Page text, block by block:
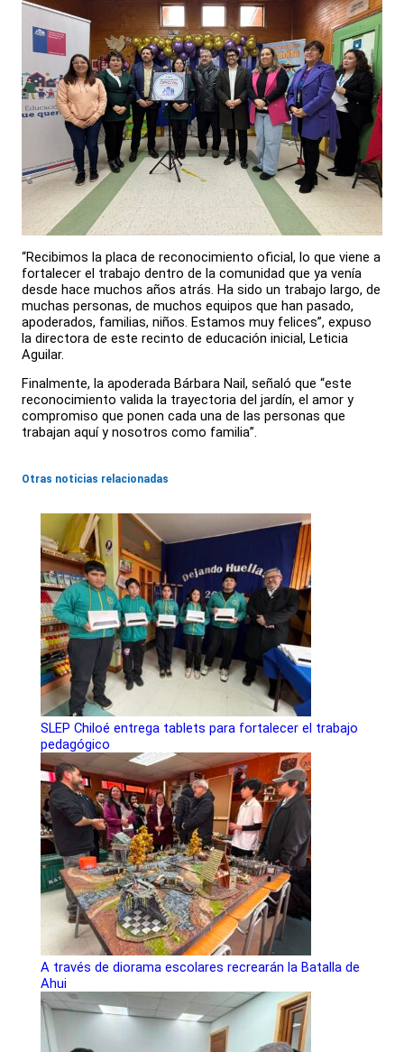
“Recibimos la placa de reconocimiento oficial, lo que viene a
fortalecer el trabajo dentro de la comunidad que ya venía
desde hace muchos años atrás. Ha sido un trabajo largo, de
muchas personas, de muchos equipos que han pasado,
apoderados, familias, niños. Estamos muy felices”, expuso
la directora de este recinto de educación inicial, Leticia
Aguilar.
Finalmente, la apoderada Bárbara Nail, señaló que “este
reconocimiento valida la trayectoria del jardín, el amor y
compromiso que ponen cada una de las personas que
trabajan aquí y nosotros como familia”.
Otras noticias relacionadas
SLEP Chiloé entrega tablets para fortalecer el trabajo
pedagógico
A través de diorama escolares recrearán la Batalla de
Ahui